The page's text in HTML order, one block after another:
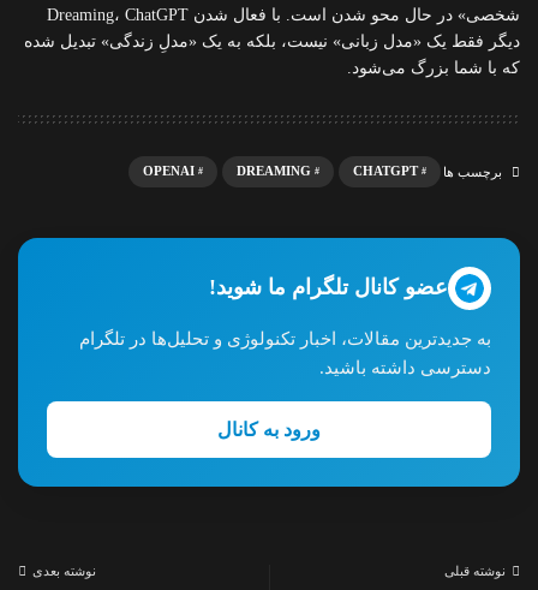
شخصی» در حال محو شدن است. با فعال شدن Dreaming، ChatGPT
دیگر فقط یک «مدل زبانی» نیست، بلکه به یک «مدلِ زندگی» تبدیل شده
که با شما بزرگ می‌شود.
برچسب ها CHATGPT
DREAMING
OPENAI
عضو کانال تلگرام ما شوید!
به جدیدترین مقالات، اخبار تکنولوژی و تحلیل‌ها در تلگرام
دسترسی داشته باشید.
ورود به کانال
نوشته قبلی نوشته بعدی